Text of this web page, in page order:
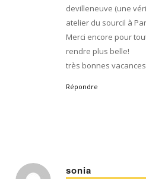
devilleneuve (une
atelier du sourcil à
Merci encore pour
rendre plus belle!
très bonnes
Répondre
sonia